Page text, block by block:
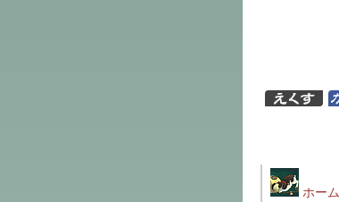
ホーム